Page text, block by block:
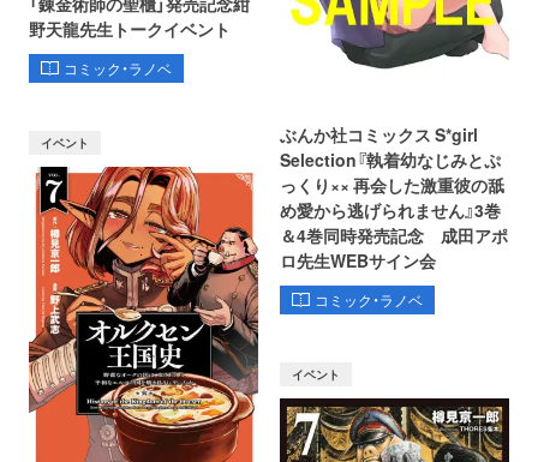
野天龍先生トークイベント
コミック・ラノベ
ぶんか社コミックス S*girl
Selection『執着幼なじみとぷ
っくり×× 再会した激重彼の舐
め愛から逃げられません』3巻
＆4巻同時発売記念 成田アポ
ロ先生WEBサイン会
コミック・ラノベ
イベント
イベント